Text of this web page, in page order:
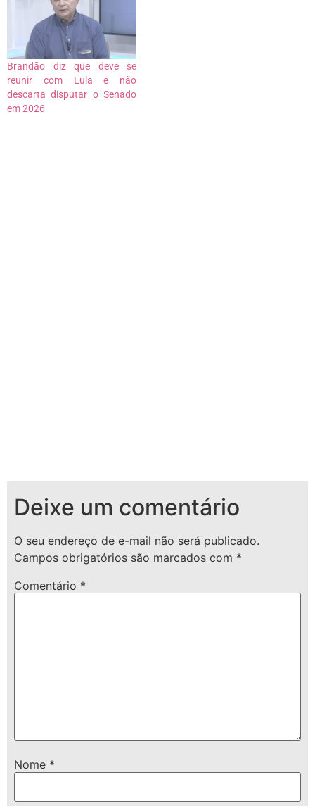
Brandão diz que deve se
reunir com Lula e não
descarta disputar o Senado
em 2026
Deixe um comentário
O seu endereço de e-mail não será publicado.
Campos obrigatórios são marcados com *
Comentário *
Nome *